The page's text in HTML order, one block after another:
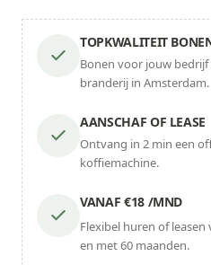
TOPKWALITEIT
Bonen voor jouw
branderij in Amsterdam.
AANSCHAF OF LEASE
Ontvang in 2 min een
koffiemachine.
VANAF €18 /MND
Flexibel huren of
en met 60 maanden.